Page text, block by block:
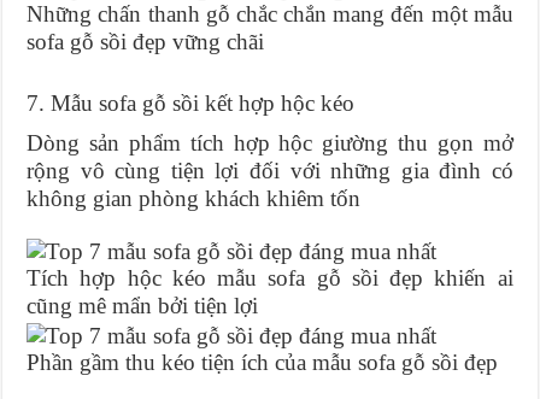
Những chấn thanh gỗ chắc chắn mang đến một mẫu
sofa gỗ sồi đẹp vững chãi
7. Mẫu sofa gỗ sồi kết hợp hộc kéo
Dòng sản phẩm tích hợp hộc giường thu gọn mở
rộng vô cùng tiện lợi đối với những gia đình có
không gian phòng khách khiêm tốn
Tích hợp hộc kéo mẫu sofa gỗ sồi đẹp khiến ai
cũng mê mẩn bởi tiện lợi
Phần gầm thu kéo tiện ích của mẫu sofa gỗ sồi đẹp